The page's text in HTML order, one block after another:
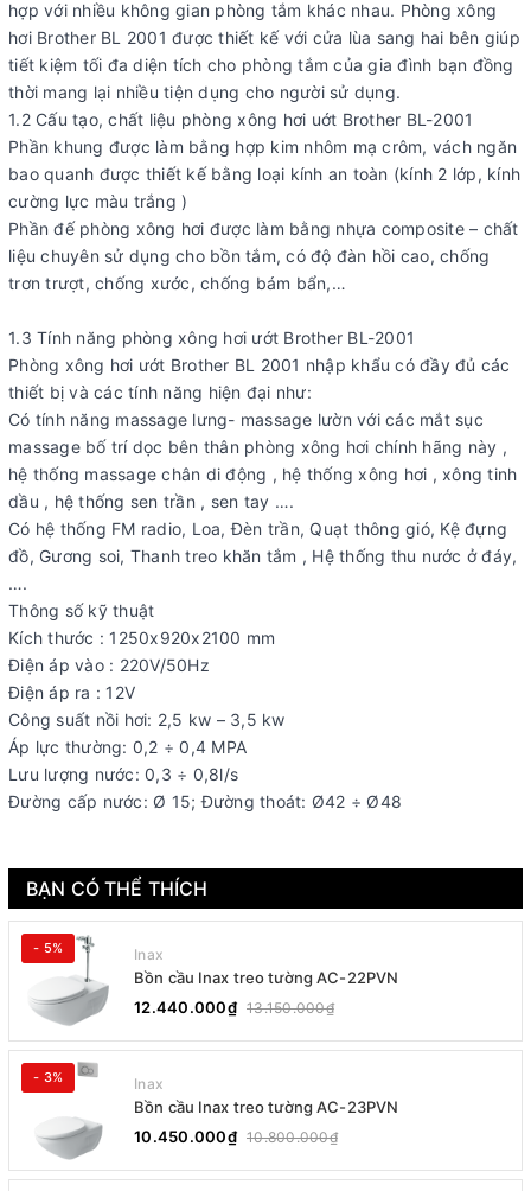
hợp với nhiều không gian phòng tắm khác nhau. Phòng xông
hơi Brother BL 2001 được thiết kế với cửa lùa sang hai bên giúp
tiết kiệm tối đa diện tích cho phòng tắm của gia đình bạn đồng
thời mang lại nhiều tiện dụng cho người sử dụng.
1.2 Cấu tạo, chất liệu phòng xông hơi uớt Brother BL-2001
Phần khung được làm bằng hợp kim nhôm mạ crôm, vách ngăn
bao quanh được thiết kế bằng loại kính an toàn (kính 2 lớp, kính
cường lực màu trắng )
Phần đế phòng xông hơi được làm bằng nhựa composite – chất
liệu chuyên sử dụng cho bồn tắm, có độ đàn hồi cao, chống
trơn trượt, chống xước, chống bám bẩn,…
1.3 Tính năng phòng xông hơi ướt Brother BL-2001
Phòng xông hơi ướt Brother BL 2001 nhập khẩu có đầy đủ các
thiết bị và các tính năng hiện đại như:
Có tính năng massage lưng- massage lườn với các mắt sục
massage bố trí dọc bên thân phòng xông hơi chính hãng này ,
hệ thống massage chân di động , hệ thống xông hơi , xông tinh
dầu , hệ thống sen trần , sen tay ….
Có hệ thống FM radio, Loa, Đèn trần, Quạt thông gió, Kệ đựng
đồ, Gương soi, Thanh treo khăn tắm , Hệ thống thu nước ở đáy,
….
Thông số kỹ thuật
Kích thước : 1250x920x2100 mm
Điện áp vào : 220V/50Hz
Điện áp ra : 12V
Công suất nồi hơi: 2,5 kw – 3,5 kw
Áp lực thường: 0,2 ÷ 0,4 MPA
Lưu lượng nước: 0,3 ÷ 0,8l/s
Đường cấp nước: Ø 15; Đường thoát: Ø42 ÷ Ø48
BẠN CÓ THỂ THÍCH
- 5% Inax
Bồn cầu Inax treo tường AC-22PVN
12.440.000₫ 13.150.000₫
- 3% Inax
Bồn cầu Inax treo tường AC-23PVN
10.450.000₫ 10.800.000₫